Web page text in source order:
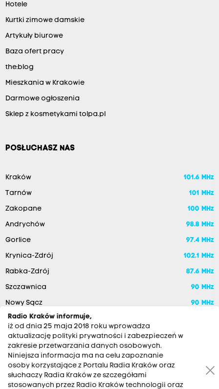
Hotele
Kurtki zimowe damskie
Artykuły biurowe
Baza ofert pracy
the:blog
Mieszkania w Krakowie
Darmowe ogłoszenia
Sklep z kosmetykami tolpa.pl
POSŁUCHASZ NAS
Kraków 101.6 MHz
Tarnów 101 MHz
Zakopane 100 MHz
Andrychów 98.8 MHz
Gorlice 97.4 MHz
Krynica-Zdrój 102.1 MHz
Rabka-Zdrój 87.6 MHz
Szczawnica 90 MHz
Nowy Sącz
90 MHz
Radio Kraków informuje,
iż od dnia 25 maja 2018 roku wprowadza
aktualizację polityki prywatności i zabezpieczeń w
zakresie przetwarzania danych osobowych.
Niniejsza informacja ma na celu zapoznanie
osoby korzystające z Portalu Radia Kraków oraz
słuchaczy Radia Kraków ze szczegółami
stosowanych przez Radio Kraków technologii oraz